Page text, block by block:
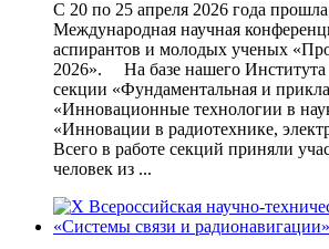
С 20 по 25 апреля 2026 года
Международная научная
аспирантов и молодых ученых
2026». На базе нашего Института
секции «Фундаментальная и
«Инновационные технологии в
«Инновации в радиотехнике,
Всего в работе секций приняли
человек из ...